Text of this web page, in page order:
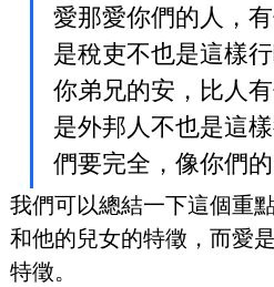
愛那愛你們的人，
是稅吏不也是這樣
你弟兄的安，比人
是外邦人不也是這
們要完全，像你們的
我們可以總結一下這個重
和他的兒女的特徵，而愛
特徵。